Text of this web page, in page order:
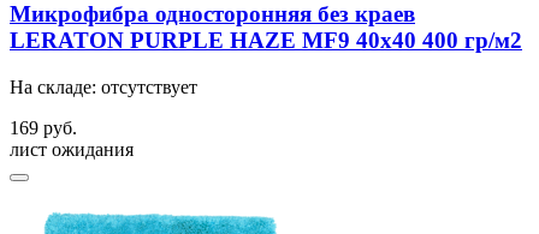
Микрофибра односторонняя без краев
LERATON PURPLE HAZE MF9 40x40 400 гр/м2
На складе: отсутствует
169 руб.
лист ожидания